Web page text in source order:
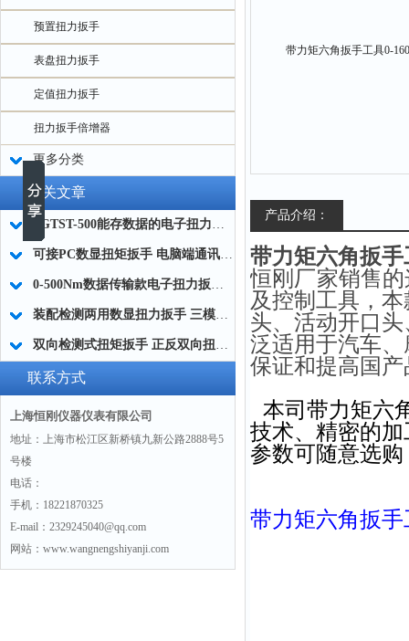
预置扭力扳手
表盘扭力扳手
定值扭力扳手
扭力扳手倍增器
更多分类
相关文章
SGTST-500能存数据的电子扭力扳手 带工作记录的智能扭力扳手厂家
可接PC数显扭矩扳手 电脑端通讯力矩扳手 数据上传电脑电子扭力扳手厂家
0-500Nm数据传输款电子扭力扳手,信号输出追溯扭矩值的扭矩扳手
装配检测两用数显扭力扳手 三模式切换扭矩扳手 工业紧固测量力矩扳手品牌
双向检测式扭矩扳手 正反双向扭力测试检测扳手 正旋反旋力矩扳手厂家
联系方式
上海恒刚仪器仪表有限公司
地址：上海市松江区新桥镇九新公路2888号5
号楼
电话：
手机：18221870325
E-mail：2329245040@qq.com
网站：www.wangnengshiyanji.com
产品介绍：
带力矩六角扳手
恒刚厂家销售
及控制工具，
头、活动开口
泛适用于汽车
保证和提高国
本司带力矩六
技术、精密的
参数可随意选
带力矩六角扳手